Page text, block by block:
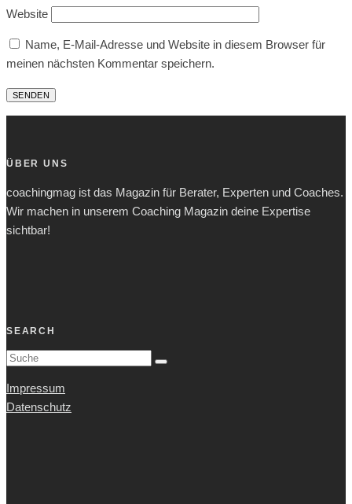
Website
Name, E-Mail-Adresse und Website in diesem Browser für
meinen nächsten Kommentar speichern.
ÜBER UNS
coachingmag ist das Magazin für Berater, Experten und Coaches.
Wir machen in unserem Coaching Magazin deine Expertise
sichtbar!
SEARCH
Impressum
Datenschutz